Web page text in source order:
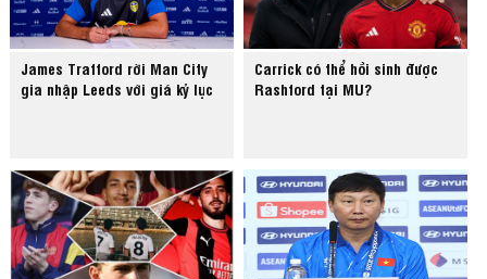
James Trafford rời Man City
gia nhập Leeds với giá kỷ lục
Carrick có thể hồi sinh được
Rashford tại MU?